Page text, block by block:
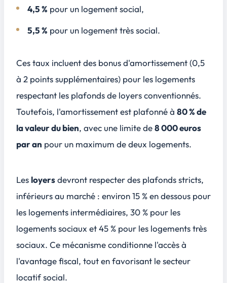
4,5 % pour un logement social,
5,5 % pour un logement très social.
Ces taux incluent des bonus d'amortissement (0,5
à 2 points supplémentaires) pour les logements
respectant les plafonds de loyers conventionnés.
Toutefois, l'amortissement est plafonné à 80 % de
la valeur du bien, avec une limite de8 000 euros
par an pour un maximum de deux logements.
Les loyersdevront respecter des plafonds stricts,
inférieurs au marché : environ 15 % en dessous pour
les logements intermédiaires, 30 % pour les
logements sociaux et 45 % pour les logements très
sociaux. Ce mécanisme conditionne l'accès à
l'avantage fiscal, tout en favorisant le secteur
locatif social.